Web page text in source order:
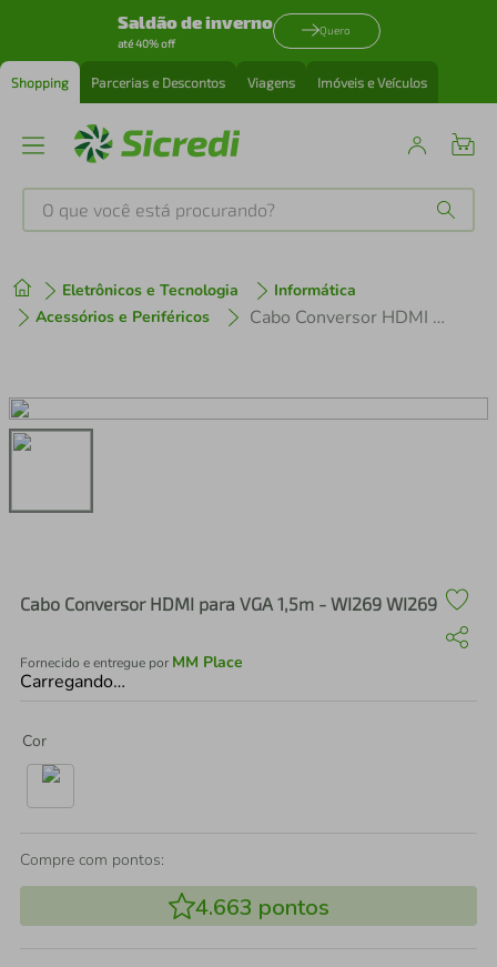
Saldão de inverno
até 40% off
Quero
Shopping Parcerias e Descontos Viagens Imóveis e Veículos
O que você está procurando?
Eletrônicos e Tecnologia
Informática
Acessórios e Periféricos
Cabo Conversor HDMI para VGA 1,5m - WI269 WI269
Cabo Conversor HDMI para VGA 1,5m - WI269 WI269
Fornecido e entregue por MM Place
Carregando…
Cor
Compre com pontos:
4.663 pontos
1º tenis
3º